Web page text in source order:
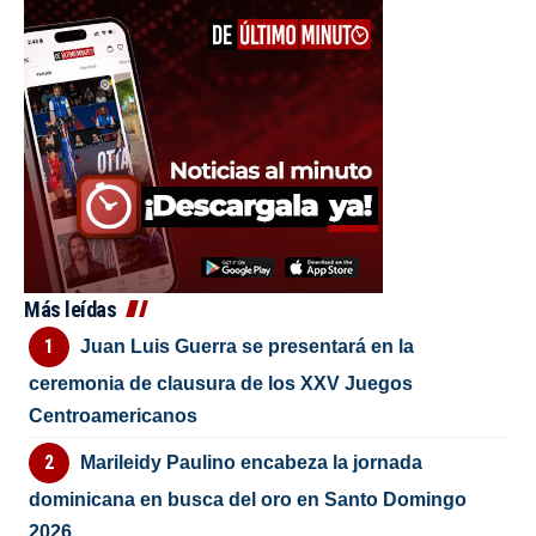
Más leídas
Juan Luis Guerra se presentará en la
ceremonia de clausura de los XXV Juegos
Centroamericanos
Marileidy Paulino encabeza la jornada
dominicana en busca del oro en Santo Domingo